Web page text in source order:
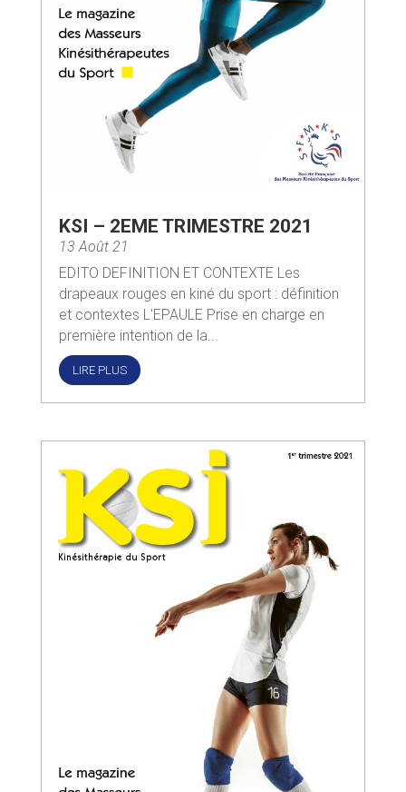
KSI – 2EME TRIMESTRE 2021
13 Août 21
EDITO DEFINITION ET CONTEXTE Les
drapeaux rouges en kiné du sport : définition
et contextes L'EPAULE Prise en charge en
première intention de la...
LIRE PLUS